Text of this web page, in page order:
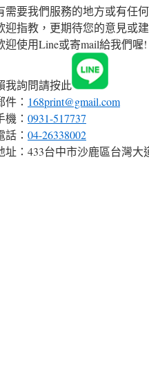
需要我們服務的地方或有任
迎指教，更期待您的意見或
迎使用Line或寄mail給我們喔!
我詢問請按此
件： 168print@gmail.com
機： 0931-517737
話： 04-26338002
址：433台中市沙鹿區台灣大